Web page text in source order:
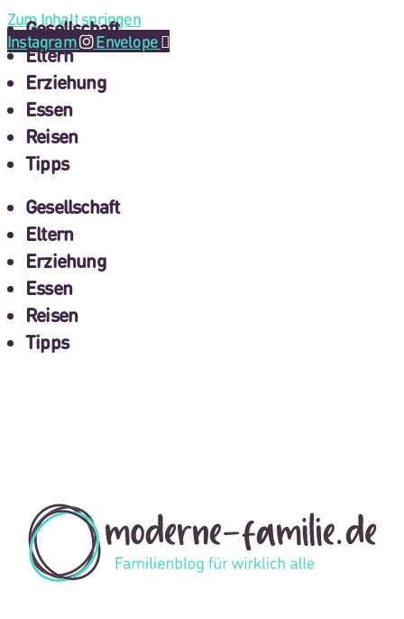
Zum Inhalt springen
Instagram
Envelope
Gesellschaft
Eltern
Erziehung
Essen
Reisen
Tipps
Gesellschaft
Eltern
Erziehung
Essen
Reisen
Tipps